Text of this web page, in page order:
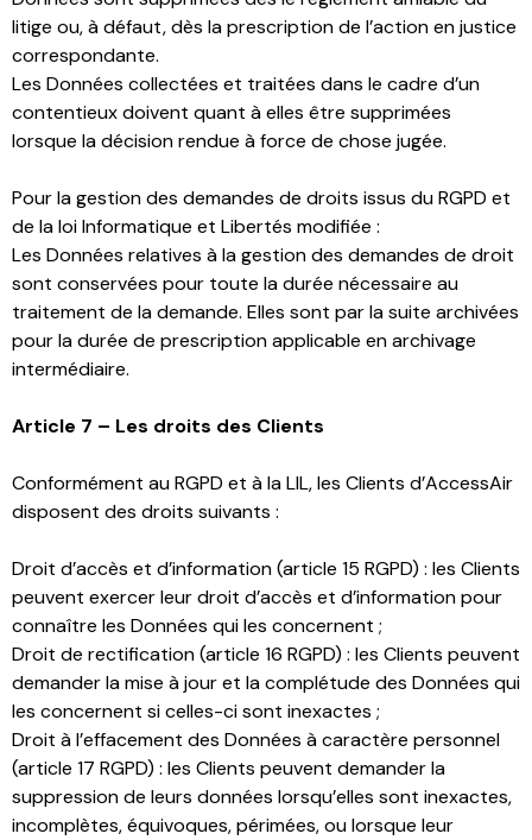
litige ou, à défaut, dès la prescription de l’action en justice
correspondante.
Les Données collectées et traitées dans le cadre d’un
contentieux doivent quant à elles être supprimées
lorsque la décision rendue à force de chose jugée.
Pour la gestion des demandes de droits issus du RGPD et
de la loi Informatique et Libertés modifiée :
Les Données relatives à la gestion des demandes de droit
sont conservées pour toute la durée nécessaire au
traitement de la demande. Elles sont par la suite archivées
pour la durée de prescription applicable en archivage
intermédiaire.
Article 7 – Les droits des Clients
Conformément au RGPD et à la LIL, les Clients d’AccessAir
disposent des droits suivants :
Droit d’accès et d’information (article 15 RGPD) : les Clients
peuvent exercer leur droit d’accès et d’information pour
connaître les Données qui les concernent ;
Droit de rectification (article 16 RGPD) : les Clients peuvent
demander la mise à jour et la complétude des Données qui
les concernent si celles-ci sont inexactes ;
Droit à l’effacement des Données à caractère personnel
(article 17 RGPD) : les Clients peuvent demander la
suppression de leurs données lorsqu’elles sont inexactes,
incomplètes, équivoques, périmées, ou lorsque leur